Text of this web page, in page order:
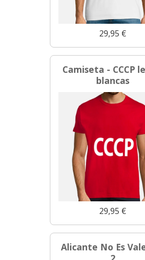
29,95 €
Camiseta - CCCP
blancas
29,95 €
Alicante No Es